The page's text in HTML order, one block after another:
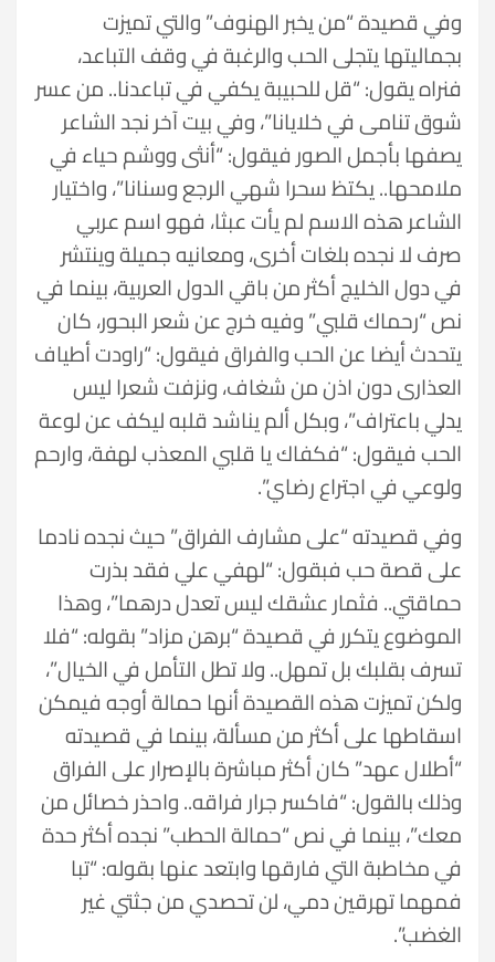
وفي قصيدة “من يخبر الهنوف” والتي تميزت
بجماليتها يتجلى الحب والرغبة في وقف التباعد،
فنراه يقول: “قل للحبيبة يكفي في تباعدنا.. من عسر
شوق تنامى في خلايانا”، وفي بيت آخر نجد الشاعر
يصفها بأجمل الصور فيقول: “أنثى ووشم حياء في
ملامحها.. يكتظ سحرا شهي الرجع وسنانا”، واختيار
الشاعر هذه الاسم لم يأت عبثا، فهو اسم عربي
صرف لا نجده بلغات أخرى، ومعانيه جميلة وينتشر
في دول الخليج أكثر من باقي الدول العربية، بينما في
نص “رحماك قلبي” وفيه خرج عن شعر البحور، كان
يتحدث أيضا عن الحب والفراق فيقول: “راودت أطياف
العذارى دون اذن من شغاف، ونزفت شعرا ليس
يدلي باعتراف”، وبكل ألم يناشد قلبه ليكف عن لوعة
الحب فيقول: “فكفاك يا قلبي المعذب لهفة، وارحم
ولوعي في اجتراع رضاي”.
وفي قصيدته “على مشارف الفراق” حيث نجده نادما
على قصة حب فبقول: “لهفي علي فقد بذرت
حماقتي.. فثمار عشقك ليس تعدل درهما”، وهذا
الموضوع يتكرر في قصيدة “برهن مزاد” بقوله: “فلا
تسرف بقلبك بل تمهل.. ولا تطل التأمل في الخيال”،
ولكن تميزت هذه القصيدة أنها حمالة أوجه فيمكن
اسقاطها على أكثر من مسألة، بينما في قصيدته
“أطلال عهد” كان أكثر مباشرة بالإصرار على الفراق
وذلك بالقول: “فاكسر جرار فراقه.. واحذر خصائل من
معك”، بينما في نص “حمالة الحطب” نجده أكثر حدة
في مخاطبة التي فارقها وابتعد عنها بقوله: “تبا
فمهما تهرقين دمي، لن تحصدي من جثتي غير
الغضب”.